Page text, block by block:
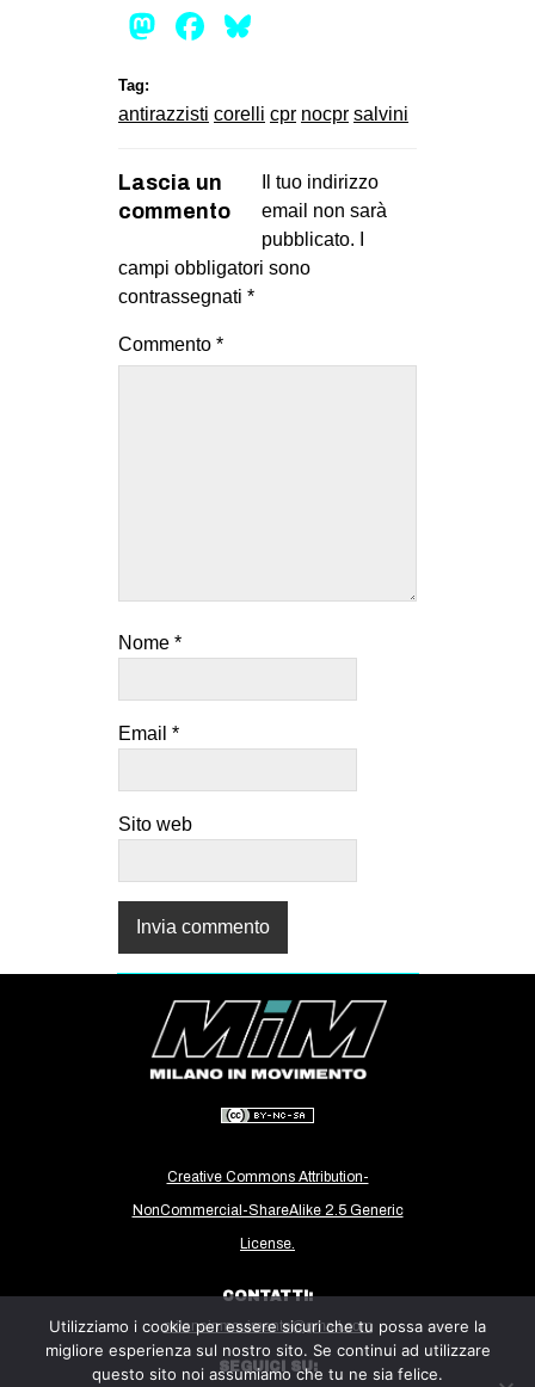
Mastodon
Facebook
Tag:
antirazzisti corelli cpr nocpr salvini
Lascia un
commento
Il tuo indirizzo
email non sarà
pubblicato.
campi obbligatori sono
contrassegnati *
Commento *
Nome *
Email *
Sito web
Creative Commons Attribution-
NonCommercial-ShareAlike 2.5 Generic
License.
CONTATTI:
milanoinmovimento@gmail.com
SEGUICI SU:
Utilizziamo i cookie per essere sicuri che tu possa avere la
migliore esperienza sul nostro sito. Se continui ad utilizzare
questo sito noi assumiamo che tu ne sia felice.